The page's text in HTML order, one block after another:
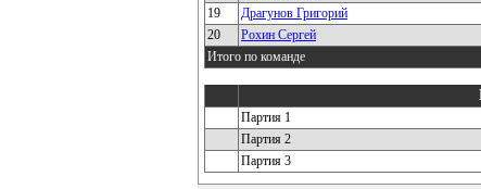
19 Драгунов Григорий
20 Рохин Сергей
Итого по команде
Партия 1
Партия 2
Партия 3